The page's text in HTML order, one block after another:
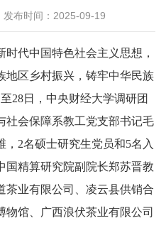
发布时间：2025-09-19
代中国特色社会主义思想，
地区乡村振兴，铸牢中华民族
28日，中央财经大学调研团
社会保障系教工党支部书记毛
2名硕士研究生党员和5名入
国精算研究院副院长郑苏晋教
茶业有限公司、凌云县供销合
馆、广西浪伏茶业有限公司